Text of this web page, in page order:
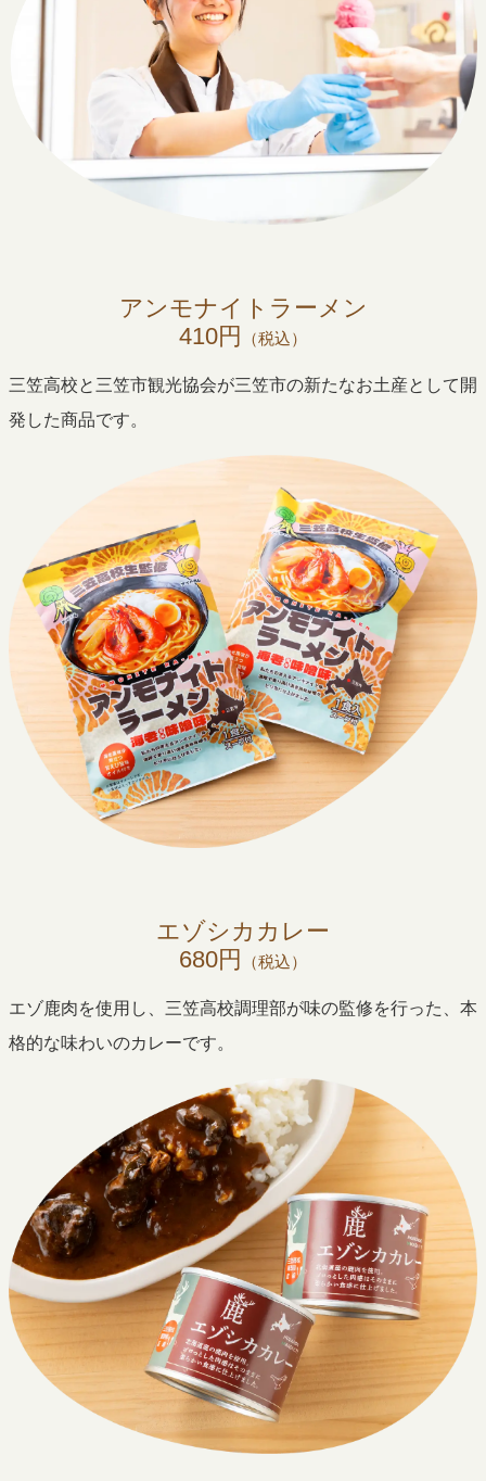
アンモナイトラーメン
410円
（税込）
三笠高校と三笠市観光協会が三笠市の新たなお土産として開
発した商品です。
エゾシカカレー
680円
（税込）
エゾ鹿肉を使用し、三笠高校調理部が味の監修を行った、本
格的な味わいのカレーです。